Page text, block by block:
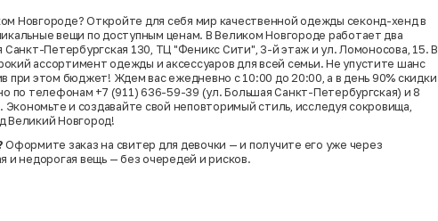
Новгороде? Откройте для себя мир качественной одежды секонд-хенд в
вещи по доступным ценам. В Великом Новгороде работает два
Санкт-Петербургская 130, ТЦ "Феникс Сити", 3-й этаж и ул. Ломоносова, 15. В
ассортимент одежды и аксессуаров для всей семьи. Не упустите шанс
при этом бюджет! Ждем вас ежедневно с 10:00 до 20:00, а в день 90% скидки
по телефонам +7 (911) 636-59-39 (ул. Большая Санкт-Петербургская) и 8
и создавайте свой неповторимый стиль, исследуя сокровища,
Великий Новгород!
Оформите заказ на свитер для девочки — и получите его уже через
и недорогая вещь — без очередей и рисков.